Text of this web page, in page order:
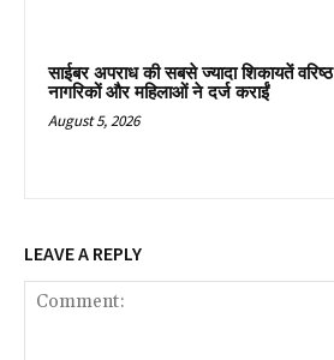
साईबर अपराध की सबसे ज्यादा शिकायतें वरिष्ठ
नागरिकों और महिलाओं ने दर्ज कराईं
August 5, 2026
LEAVE A REPLY